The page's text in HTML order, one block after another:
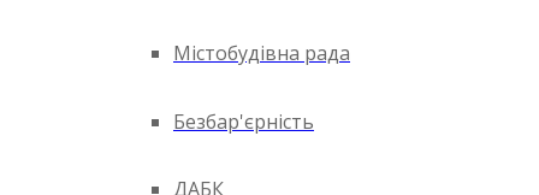
Містобудівна рада
Безбар'єрність
ДАБК